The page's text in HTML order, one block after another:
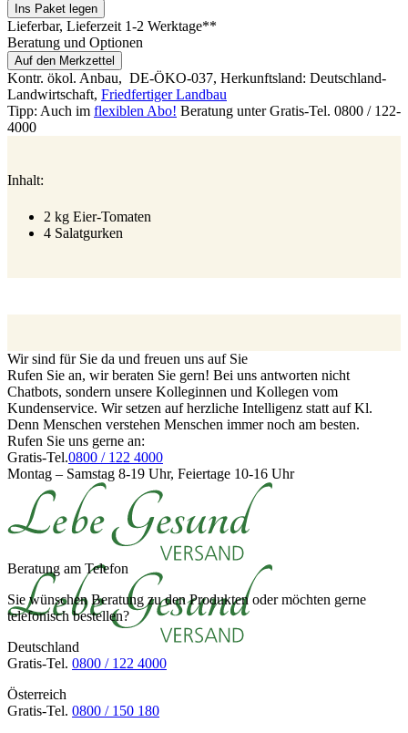
Ins Paket legen
Lieferbar, Lieferzeit 1-2 Werktage**
Beratung und Optionen
Auf den Merkzettel
Kontr. ökol. Anbau, DE-ÖKO-037, Herkunftsland: Deutschland-
Landwirtschaft, Friedfertiger Landbau
Tipp: Auch im flexiblen Abo! Beratung unter Gratis-Tel. 0800 / 122-
4000
Inhalt:
2 kg Eier-Tomaten
4 Salatgurken
Wir sind für Sie da und freuen uns auf Sie
Rufen Sie an, wir beraten Sie gern! Bei uns antworten nicht
Chatbots, sondern unsere Kolleginnen und Kollegen vom
Kundenservice. Wir setzen auf herzliche Intelligenz statt auf Kl.
Denn Menschen verstehen Menschen immer noch am besten.
Rufen Sie uns gerne an:
Gratis-Tel.0800 / 122 4000
Montag – Samstag 8-19 Uhr, Feiertage 10-16 Uhr
Beratung am Telefon
Sie wünschen Beratung zu den Produkten oder möchten gerne
telefonisch bestellen?
Deutschland
Gratis-Tel. 0800 / 122 4000
Österreich
Gratis-Tel. 0800 / 150 180